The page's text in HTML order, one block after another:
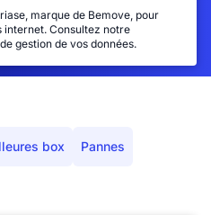
marque de Bemove, pour
internet. Consultez notre
gestion de vos données.
box Pannes